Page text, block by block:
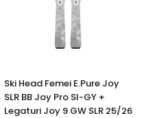
Ski Head Femei E.Pure Joy
SLR BB Joy Pro SI-GY +
Legaturi Joy 9 GW SLR 25/26